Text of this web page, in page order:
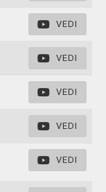
VEDI
VEDI
VEDI
VEDI
VEDI